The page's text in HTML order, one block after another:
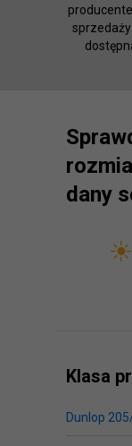
dany
Klasa
Dunlop